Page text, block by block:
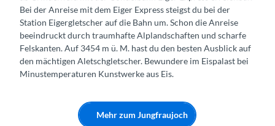
Bei der Anreise mit dem Eiger Express steigst du bei der
Station Eigergletscher auf die Bahn um. Schon die Anreise
beeindruckt durch traumhafte Alplandschaften und scharfe
Felskanten. Auf 3454 m ü. M. hast du den besten Ausblick auf
den mächtigen Aletschgletscher. Bewundere im Eispalast bei
Minustemperaturen Kunstwerke aus Eis.
Mehr zum Jungfraujoch